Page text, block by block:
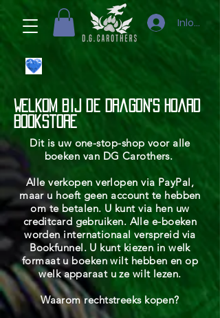
Inloggen
Welkom bij de Dragon's Hoard
Bookstore
Dit is uw one-stop-shop voor alle
boeken van DG Carothers.
Alle verkopen verlopen via PayPal,
maar u hoeft geen account te hebben
om te betalen. U kunt via hen uw
creditcard gebruiken. Alle e-boeken
worden internationaal verspreid via
Bookfunnel. U kunt kiezen in welk
formaat u boeken wilt hebben en op
welk apparaat u ze wilt lezen.
Waarom rechtstreeks kopen?